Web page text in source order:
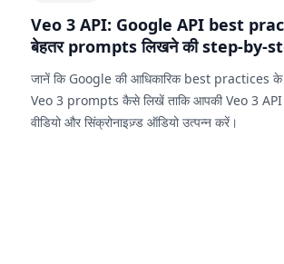
Veo 3 API: Google API best
बेहतर prompts लिखने की step-by-
जानें कि Google की आधिकारिक best practices
Veo 3 prompts कैसे लिखें ताकि आपकी Veo 3 API
वीडियो और सिंक्रोनाइज़्ड ऑडियो उत्पन्न करें।